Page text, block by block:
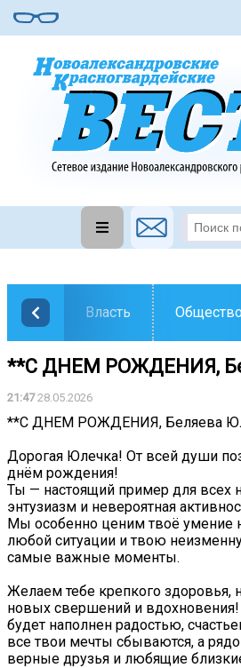
Власть Общество
**С ДНЕМ РОЖДЕНИЯ,
21:4728.05.2026
**С ДНЕМ РОЖДЕНИЯ, Беляева
Дорогая Юлечка! От всей души
днём рождения!
Ты — настоящий пример для всех
энтузиазм и невероятная
Мы особенно ценим твоё умение
любой ситуации и твою
самые важные моменты.
Желаем тебе крепкого здоровья,
новых свершений и
будет наполнен радостью,
все твои мечты сбываются, а
верные друзья и любящие